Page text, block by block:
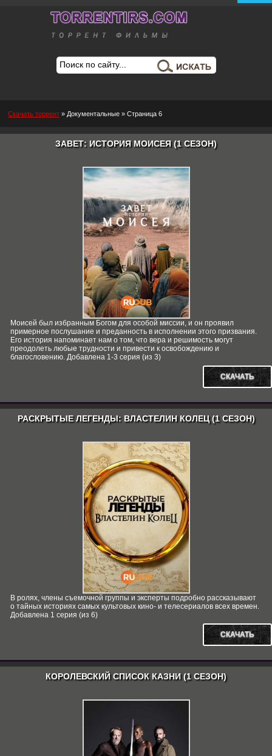
Скачать торрент » Документальные » Страница 6
ЗАВЕТ: ИСТОРИЯ МОИСЕЯ (1 СЕЗОН)
Моисей был избранным Богом для особой миссии, и он проявил
примерное послушание и преданность в исполнении этого призвания.
Его история напоминает нам о том, что вера и решимость могут
преодолеть любые трудности и привести к освобождению и
благословению. Добавлена 1-3 серия (из 3)
СКАЧАТЬ
РАСКРЫТЫЕ ЛЕГЕНДЫ: ВЛАСТЕЛИН КОЛЕЦ (1 СЕЗОН)
В ролях, члены съемочной группы и эксперты подробно рассказывают
о тайных историях самых культовых кино- и телесериалов всех времен.
Добавлена 1 серия (из 6)
СКАЧАТЬ
КОРОЛЕВСКИЙ СПИСОК КАЗНИ (1 СЕЗОН)